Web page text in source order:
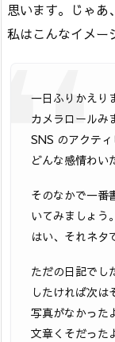
思います。じゃあ
私はこんなイメー
一日ふりかえり
カメラロールみ
SNS のアクティ
どんな感情わい
そのなかで一番
いてみましょう。
はい、それネタ
ただの日記でし
したければ次は
写真がなかった
文章くそだった